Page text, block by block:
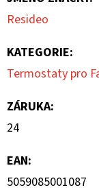
Resideo
KATEGORIE:
Termostaty pro
ZÁRUKA:
24
EAN:
5059085001087